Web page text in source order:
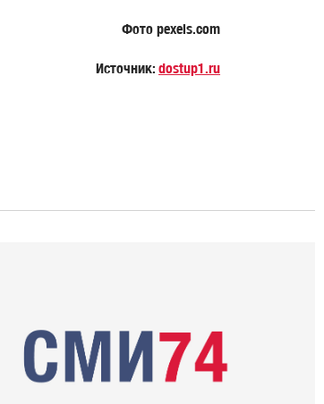
Фото pexels.com
Источник: dostup1.ru